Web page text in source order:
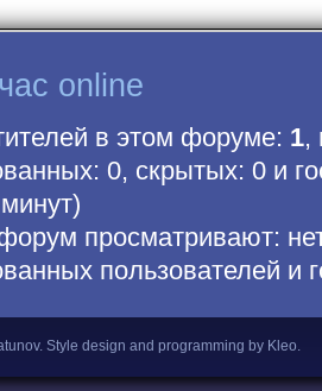
online
в этом форуме: 1,
0, скрытых: 0 и
просматривают:
пользователей и
Style design and programming by Kleo.